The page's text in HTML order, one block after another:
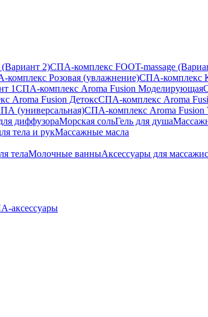
2)СПА-комплекс FOOT-massage
Розовая (увлажнение)СПА-комплекс
1СПА-комплекс Aroma Fusion Моделирующая
Aroma Fusion ДетоксСПА-комплекс Aroma
(универсальная)СПА-комплекс Aroma Fusion
диффузораМорская сольГель для душа
тела и рукМассажные масла
телаМолочные ванныАксессуары для
аксессуары